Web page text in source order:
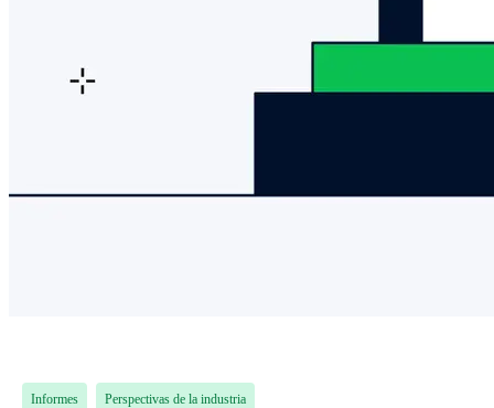
Informes Perspectivas de la industria